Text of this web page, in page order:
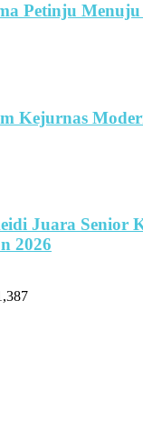
Petinju Menuju
Kejurnas
Juara Senior
2026